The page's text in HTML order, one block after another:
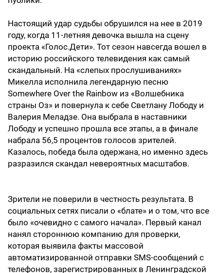
Настоящий удар судьбы обрушился на нее в 2019
году, когда 11-летняя девочка вышла на сцену
проекта «Голос.Дети». Тот сезон навсегда вошел в
историю российского телевидения как самый
скандальный. На «слепых прослушиваниях»
Микелла исполнила легендарную песню
Somewhere Over the Rainbow из «Волшебника
страны Оз» и повернула к себе Светлану Лободу и
Валерия Меладзе. Она выбрала в наставники
Лободу и успешно прошла все этапы, а в финале
набрала 56,5 процентов голосов зрителей.
Казалось, победа была одержана, но именно здесь
разразился скандал невероятных масштабов.
Зрители не поверили в честность результата. В
социальных сетях писали о «блате» и о том, что все
было «очевидно с самого начала». Первый канал
нанял стороннюю компанию для проверки,
которая выявила факты массовой
автоматизированной отправки SMS-сообщений с
телефонов, зарегистрированных в Ленинградской